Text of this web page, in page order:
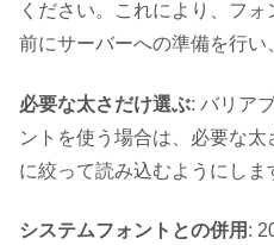
ください。これにより、フ
前にサーバーへの準備を行い
必要な太さだけ選ぶ: バリア
ントを使う場合は、必要な太
に絞って読み込むようにしま
システムフォントとの併用 :